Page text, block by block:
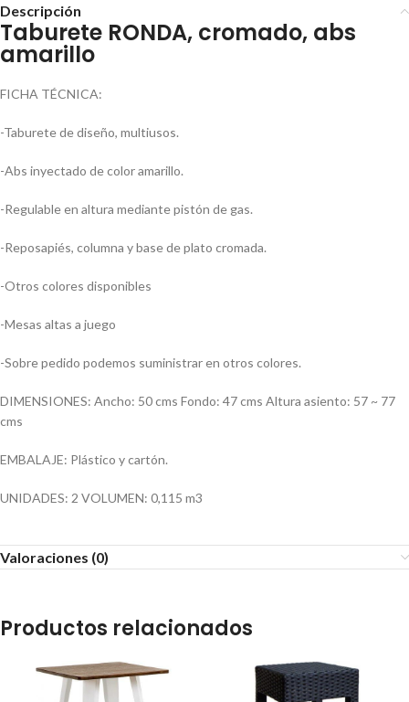
Descripción
Taburete RONDA, cromado, abs
amarillo
FICHA TÉCNICA:
-Taburete de diseño, multiusos.
-Abs inyectado de color amarillo.
-Regulable en altura mediante pistón de gas.
-Reposapiés, columna y base de plato cromada.
-Otros colores disponibles
-Mesas altas a juego
-Sobre pedido podemos suministrar en otros colores.
DIMENSIONES: Ancho: 50 cms Fondo: 47 cms Altura asiento: 57 ~ 77
cms
EMBALAJE: Plástico y cartón.
UNIDADES: 2 VOLUMEN: 0,115 m3
Valoraciones (0)
Productos relacionados